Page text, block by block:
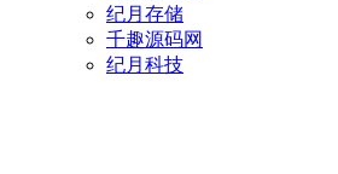
纪月存储
千趣源码网
纪月科技